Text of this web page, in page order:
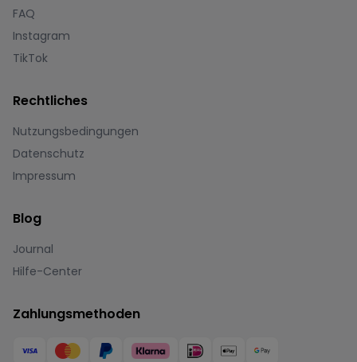
FAQ
Instagram
TikTok
Rechtliches
Nutzungsbedingungen
Datenschutz
Impressum
Blog
Journal
Hilfe-Center
Zahlungsmethoden